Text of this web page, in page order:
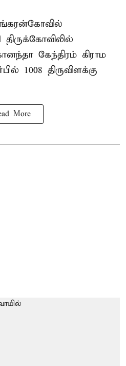
கேந்திரம் கிராம
1008 திருவிளக்கு
More